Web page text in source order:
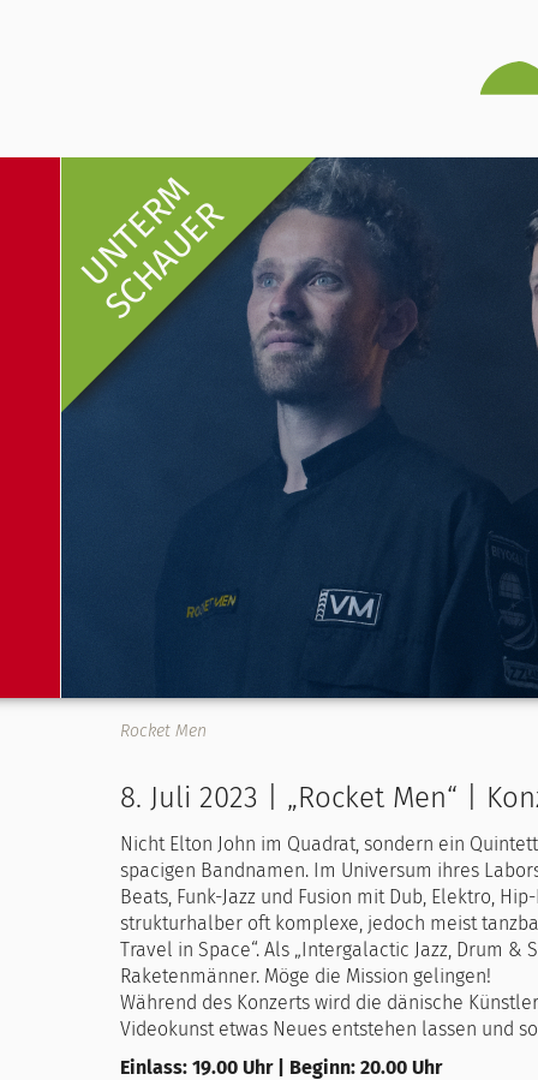
UNTERM
SCHAUER
Rocket Men
8. Juli 2023 | „Rocket Men“ |
Nicht Elton John im Quadrat, sondern ein
spacigen Bandnamen. Im Universum ihres
Beats, Funk-Jazz und Fusion mit Dub, Elektro,
strukturhalber oft komplexe, jedoch meist
Travel in Space“. Als „Intergalactic Jazz, Drum
Raketenmänner. Möge die Mission gelingen!
Während des Konzerts wird die dänische
Videokunst etwas Neues entstehen lassen und
Einlass: 19.00 Uhr | Beginn: 20.00 Uhr